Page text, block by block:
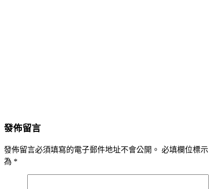
發佈留言
發佈留言必須填寫的電子郵件地址不會公開。 必填欄位標示
為 *